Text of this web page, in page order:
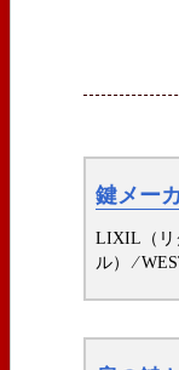
鍵メー
LIXIL（リ
ル） ⁄